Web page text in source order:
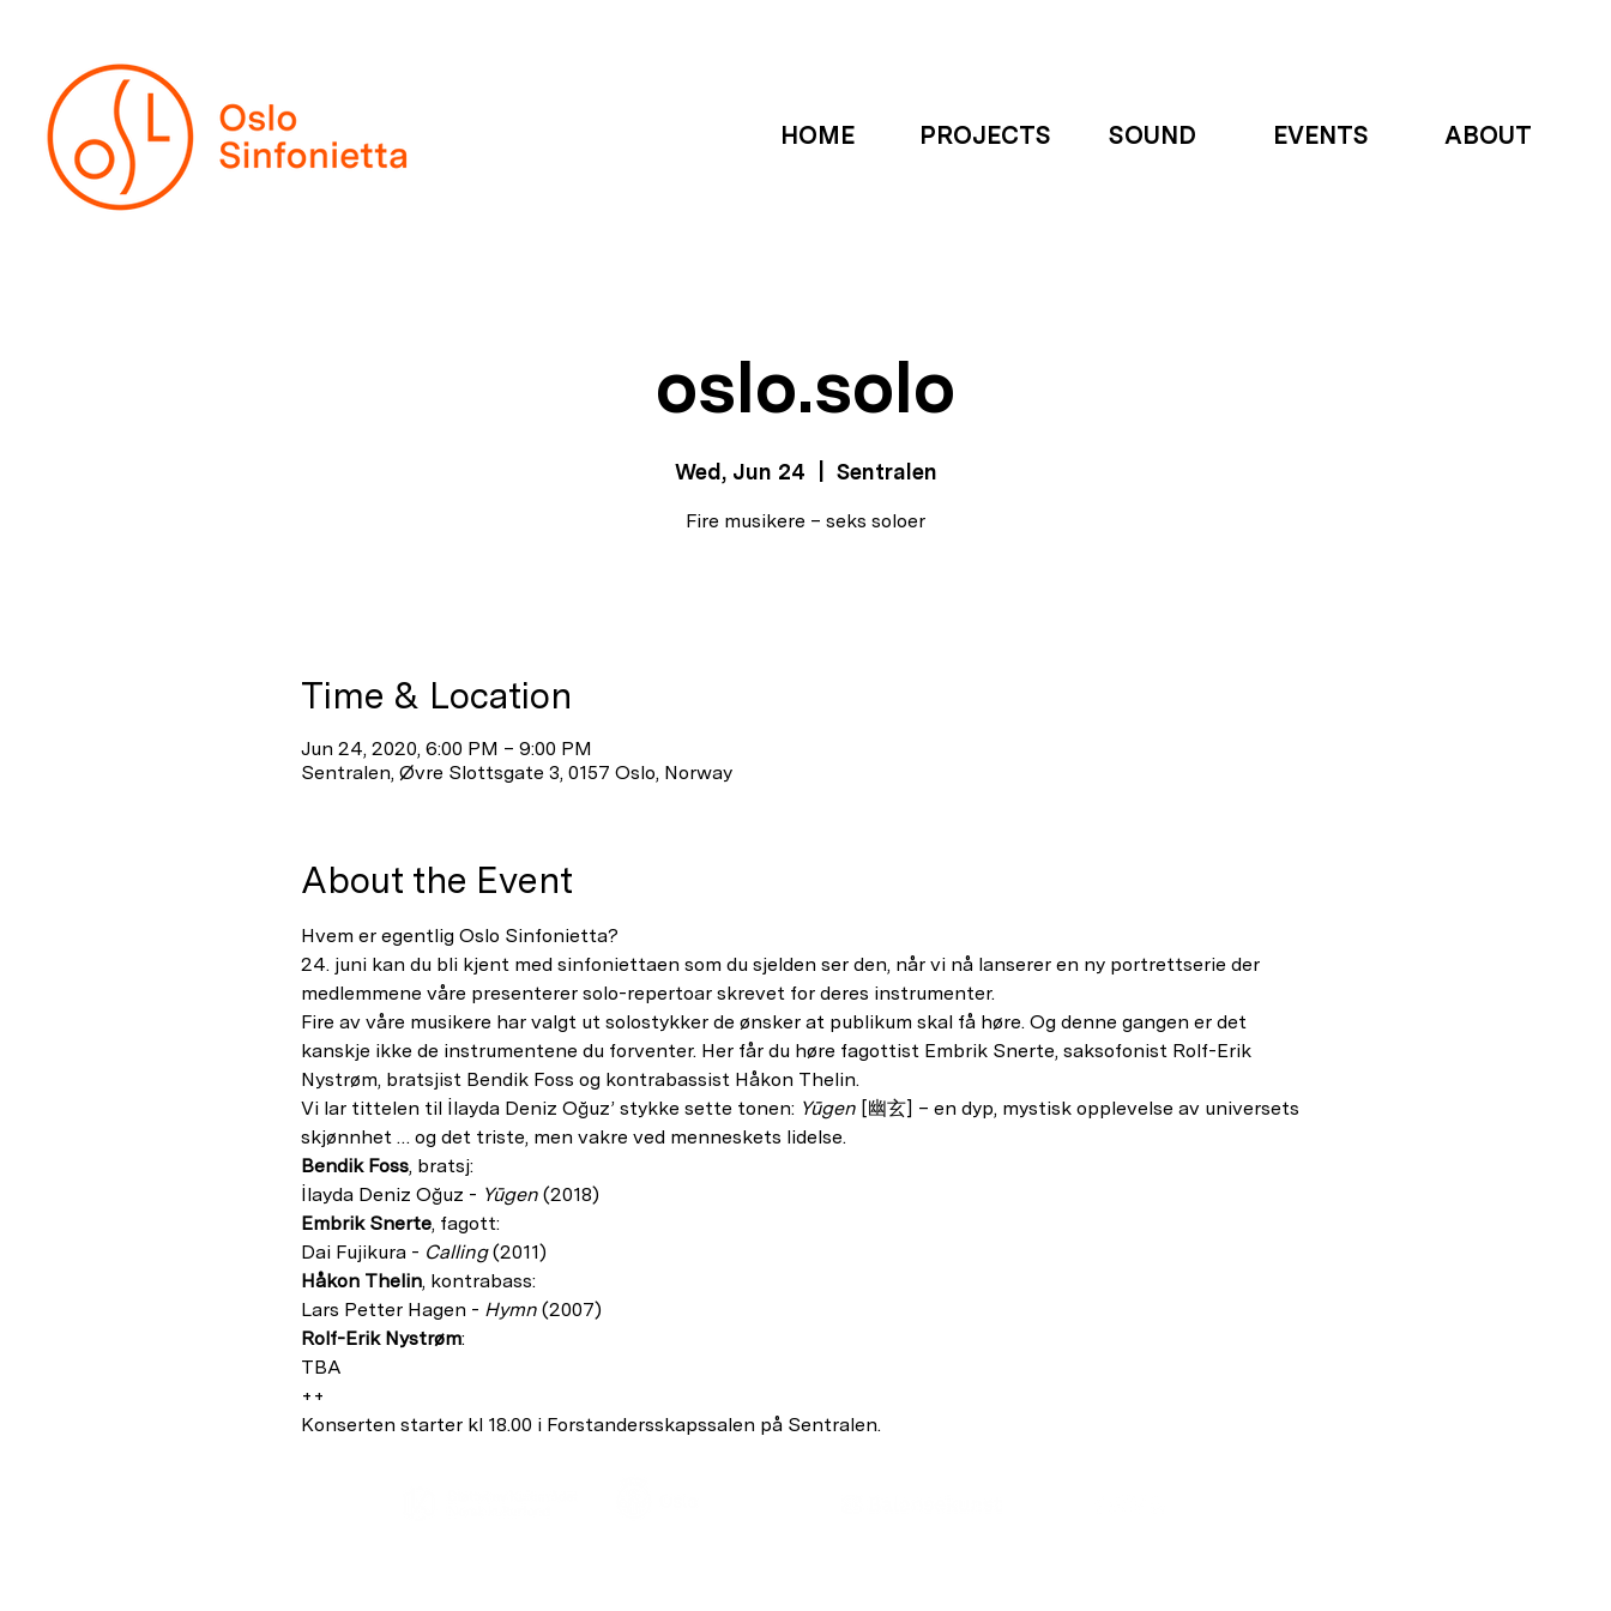
HOME PROJECTS SOUND EVENTS ABOUT
oslo.solo
Wed, Jun 24 Sentralen
Fire musikere – seks soloer
Time & Location
Jun 24, 2020, 6:00 PM – 9:00 PM
Sentralen, Øvre Slottsgate 3, 0157 Oslo, Norway
About the Event
Hvem er egentlig Oslo Sinfonietta?
24. juni kan du bli kjent med sinfoniettaen som du sjelden ser den, når vi nå lanserer en ny portrettserie der
medlemmene våre presenterer solo-repertoar skrevet for deres instrumenter.
Fire av våre musikere har valgt ut solostykker de ønsker at publikum skal få høre. Og denne gangen er det
kanskje ikke de instrumentene du forventer. Her får du høre fagottist Embrik Snerte, saksofonist Rolf-Erik
Nystrøm, bratsjist Bendik Foss og kontrabassist Håkon Thelin.
Vi lar tittelen til İlayda Deniz Oğuz’ stykke sette tonen: Yūgen [幽玄] – en dyp, mystisk opplevelse av universets
skjønnhet … og det triste, men vakre ved menneskets lidelse.
Bendik Foss, bratsj:
İlayda Deniz Oğuz - Yūgen (2018)
Embrik Snerte, fagott:
Dai Fujikura - Calling (2011)
Håkon Thelin, kontrabass:
Lars Petter Hagen - Hymn (2007)
Rolf-Erik Nystrøm:
TBA
++
Konserten starter kl 18.00 i Forstandersskapssalen på Sentralen.